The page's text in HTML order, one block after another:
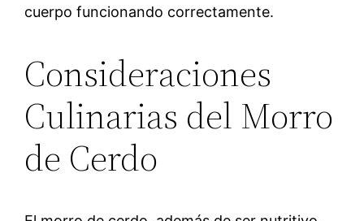
cuerpo funcionando correctamente.
Consideraciones
Culinarias del Morro
de Cerdo